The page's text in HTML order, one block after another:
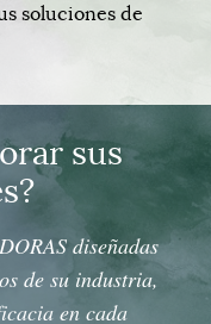
soluciones de
sus
diseñadas
de su industria,
en cada